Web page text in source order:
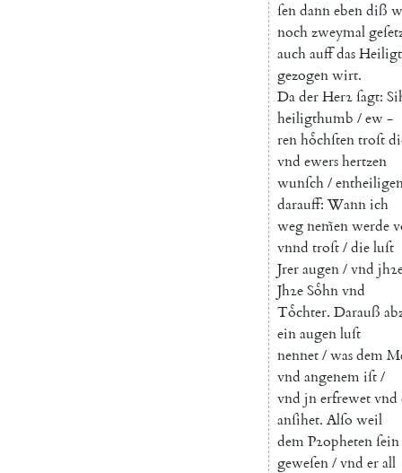
ſendannebendiß
nochzweymal
auchauffdas
gezogenwirt.
DaderHerꝛſagt:
heiligthumb /ew-
renhoͤchſtentroſt
vnd ewershertzen
wunſch/
darauff: Wannich
wegnem̃enwerde
vnnd troſt/dieluſt
Jreraugen/vnd
JhꝛeSoͤhnvnd
Toͤchter. Darauß
einaugenluſt
nennet/wasdem
vnd angenemiſt/
vnd jnerfrewetvnd
anſihet. Alſo weil
demPꝛophetenſein
geweſen/vnd erall